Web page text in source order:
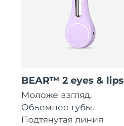
BEAR™ 2 eyes & lips
Моложе взгляд.
Объемнее губы.
Подтянутая линия